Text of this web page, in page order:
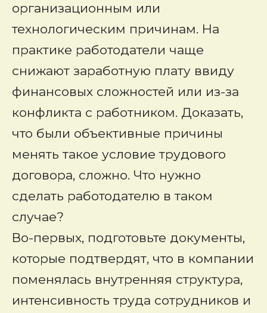
организационным или
технологическим причинам. На
практике работодатели чаще
снижают заработную плату ввиду
финансовых сложностей или из-за
конфликта с работником. Доказать,
что были объективные причины
менять такое условие трудового
договора, сложно. Что нужно
сделать работодателю в таком
случае?
Во-первых, подготовьте документы,
которые подтвердят, что в компании
поменялась внутренняя структура,
интенсивность труда сотрудников и